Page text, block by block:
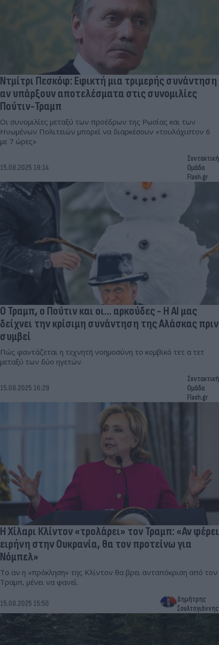
Ντμίτρι Πεσκόφ: Εφικτή μια τριμερής συνάντηση
αν υπάρξουν αποτελέσματα στις συνομιλίες
Πούτιν-Τραμπ
Οι συνομιλίες μεταξύ των προέδρων της Ρωσίας και των
Ηνωμένων Πολιτειών μπορεί να διαρκέσουν «τουλάχιστον 6
με 7 ώρες»
15.08.2025 19:14
Συντακτική
Ομάδα
Flash.gr
Ο Τραμπ, ο Πούτιν και οι… αρκούδες - Η AI μας
δείχνει την κρίσιμη συνάντηση της Αλάσκας πριν
συμβεί
Πώς φαντάζεται η τεχνητή νοημοσύνη το κομβικό τετ α τετ
μεταξύ των δύο ηγετών.
15.08.2025 16:29
Συντακτική
Ομάδα
Flash.gr
Η Χίλαρι Κλίντον «τρολάρει» τον Τραμπ: «Αν φέρει
ειρήνη στην Ουκρανία, θα τον προτείνω για
Νόμπελ»
Το αν η «πρόκληση» της Κλίντον θα βρει ανταπόκριση από τον
Τραμπ, μένει να φανεί.
15.08.2025 15:50
Δημήτρης
Σουλτογιάννης